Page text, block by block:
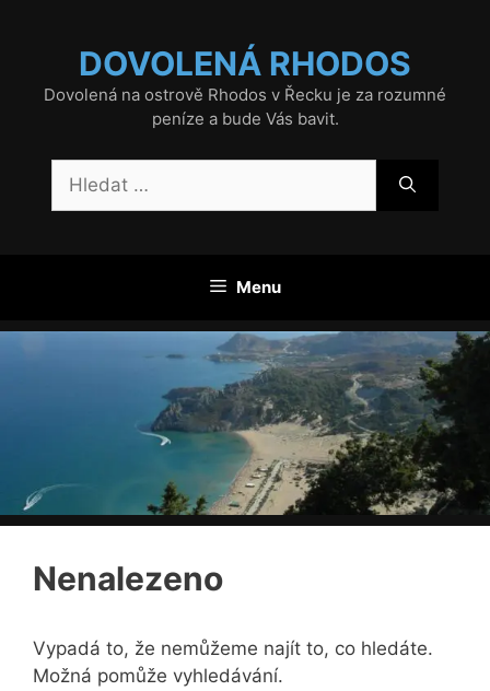
DOVOLENÁ RHODOS
Dovolená na ostrově Rhodos v Řecku je za rozumné
peníze a bude Vás bavit.
Menu
Nenalezeno
Vypadá to, že nemůžeme najít to, co hledáte.
Možná pomůže vyhledávání.